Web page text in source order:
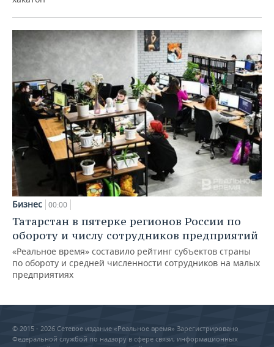
Бизнес 00:00
Татарстан в пятерке регионов России по
обороту и числу сотрудников предприятий
«Реальное время» составило рейтинг субъектов страны
по обороту и средней численности сотрудников на малых
предприятиях
© 2015 - 2026 Сетевое издание «Реальное время» Зарегистрировано
Федеральной службой по надзору в сфере связи, информационных